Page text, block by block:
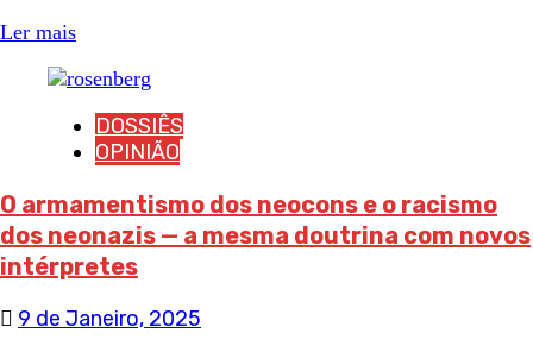
Ler mais
DOSSIÊS
OPINIÃO
O armamentismo dos neocons e o racismo
dos neonazis — a mesma doutrina com novos
intérpretes
9 de Janeiro, 2025